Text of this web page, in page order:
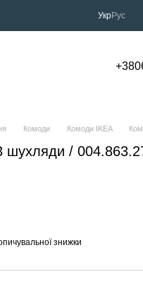
УкрРус
Комоди Комоди IKEA
шухляди /
знижки